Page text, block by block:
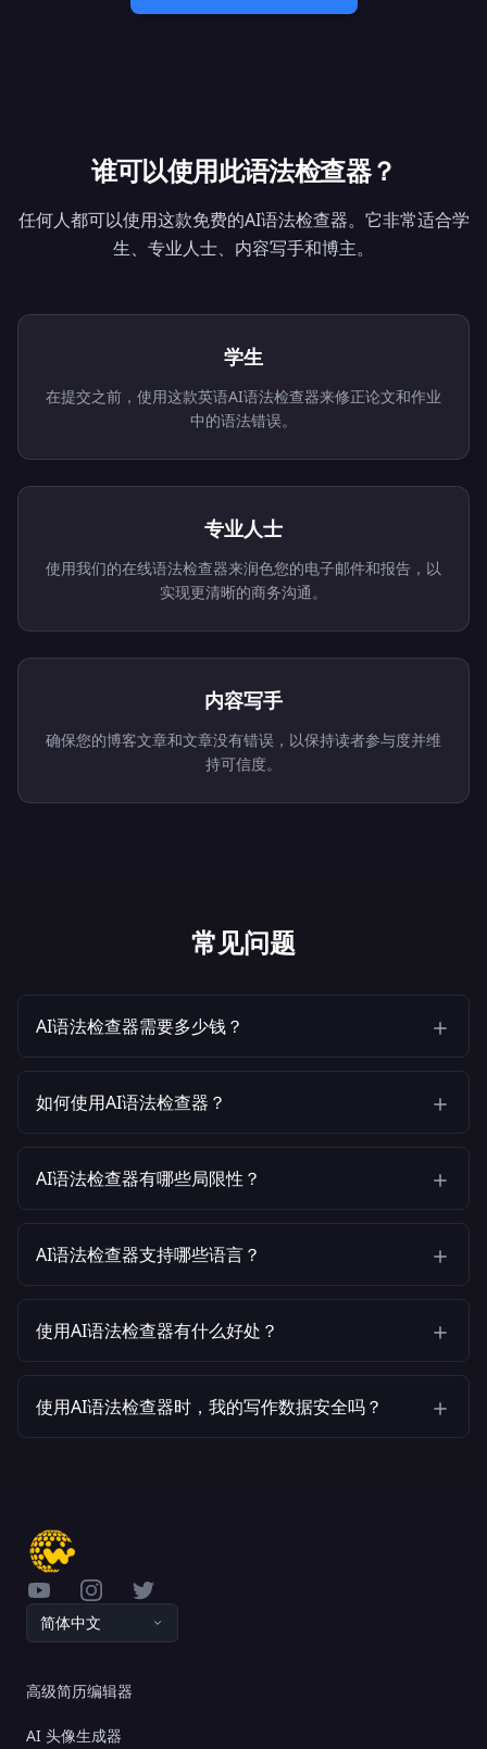
谁可以使用此语法检查器？
任何人都可以使用这款免费的AI语法检查器。它非常适合学
生、专业人士、内容写手和博主。
学生
在提交之前，使用这款英语AI语法检查器来修正论文和作业
中的语法错误。
专业人士
使用我们的在线语法检查器来润色您的电子邮件和报告，以
实现更清晰的商务沟通。
内容写手
确保您的博客文章和文章没有错误，以保持读者参与度并维
持可信度。
常见问题
AI语法检查器需要多少钱？
如何使用AI语法检查器？
AI语法检查器有哪些局限性？
AI语法检查器支持哪些语言？
使用AI语法检查器有什么好处？
使用AI语法检查器时，我的写作数据安全吗？
YouTubeInstagramTwitter
简体中文
高级简历编辑器
AI 头像生成器